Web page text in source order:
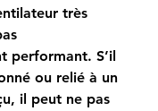
très
performant. S’il
ou relié à un
il peut ne pas